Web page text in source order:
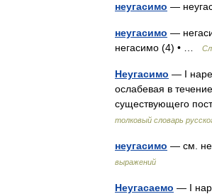
неугасимо —
неугасимо —
негасимо (4) • …
Неугасимо — I
ослабевая в
существующего
толковый словарь
неугасимо — см.
выражений
Неугасаемо — I